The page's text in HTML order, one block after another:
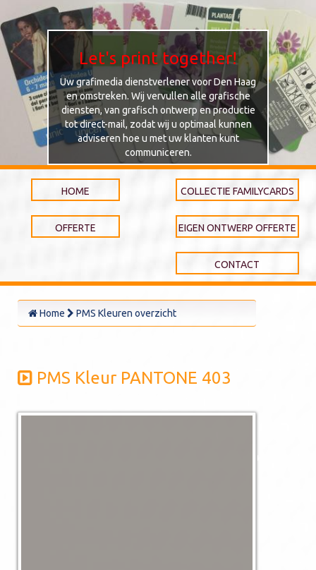
Let's print together!
Uw grafimedia dienstverlener voor Den Haag
en omstreken. Wij vervullen alle grafische
diensten, van grafisch ontwerp en productie
tot direct-mail, zodat wij u optimaal kunnen
adviseren hoe u met uw klanten kunt
communiceren.
HOME
OFFERTE
COLLECTIE FAMILYCARDS
EIGEN ONTWERP OFFERTE
CONTACT
Home PMS Kleuren overzicht
PMS Kleur PANTONE 403